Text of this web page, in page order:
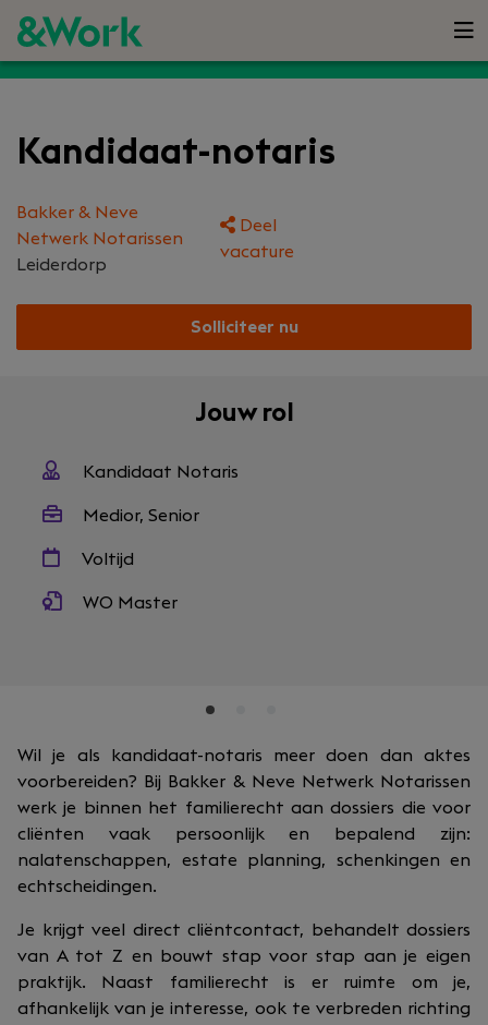
Kandidaat-notaris
Bakker & Neve
Netwerk Notarissen
Leiderdorp
Deel
vacature
Solliciteer nu
Jouw rol
Kandidaat Notaris
Medior, Senior
Voltijd
WO Master
Wil je als kandidaat-notaris meer doen dan aktes
voorbereiden? Bij Bakker & Neve Netwerk Notarissen
werk je binnen het familierecht aan dossiers die voor
cliënten vaak persoonlijk en bepalend zijn:
nalatenschappen, estate planning, schenkingen en
echtscheidingen.
Je krijgt veel direct cliëntcontact, behandelt dossiers
van A tot Z en bouwt stap voor stap aan je eigen
praktijk. Naast familierecht is er ruimte om je,
afhankelijk van je interesse, ook te verbreden richting